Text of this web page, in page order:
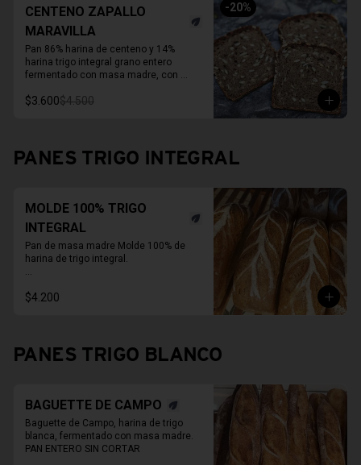
-20%
CENTENO ZAPALLO
MARAVILLA
Pan 86% harina de centeno y 14%
harina trigo integral grano entero
fermentado con masa madre, con
Molde de 1 KG.
En primavera verano REFRIGERAR
INMEDIATAMENTE.
$3.600$4.500
PANES TRIGO INTEGRAL
MOLDE 100% TRIGO
INTEGRAL
Pan de masa madre Molde 100% de
harina de trigo integral.
moldes de panes pueden cambiar.
$4.200
PANES TRIGO BLANCO
BAGUETTE DE CAMPO
Baguette de Campo, harina de trigo
blanca, fermentado con masa madre.
PAN ENTERO SIN CORTAR